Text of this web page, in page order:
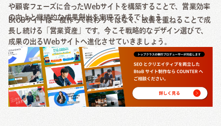
や顧客フェーズに合ったWebサイトを構築することで、営業効率
の向上と継続的な成果創出を実現できるでしょう。
BtoBサイトは一度作って終わりではなく、改善を重ねることで成
長し続ける「営業資産」です。今こそ戦略的なデザイン選びで、
成果の出るWebサイトへ進化させていきましょう。